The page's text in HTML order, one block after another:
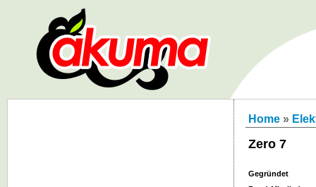
Home »
Zero 7
Gegründet